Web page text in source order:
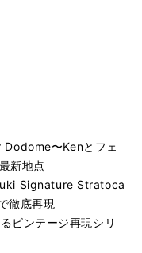
〜Kenとフェ
新地点
Signature Stratoca
徹底再現
ビンテージ再現シリ